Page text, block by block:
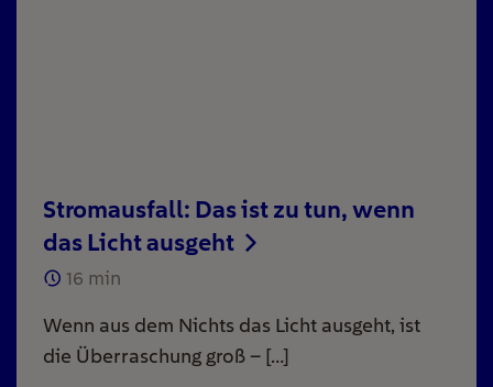
Stromausfall: Das ist zu tun, wenn
das Licht ausgeht
16 min
Wenn aus dem Nichts das Licht ausgeht, ist
die Überraschung groß – […]